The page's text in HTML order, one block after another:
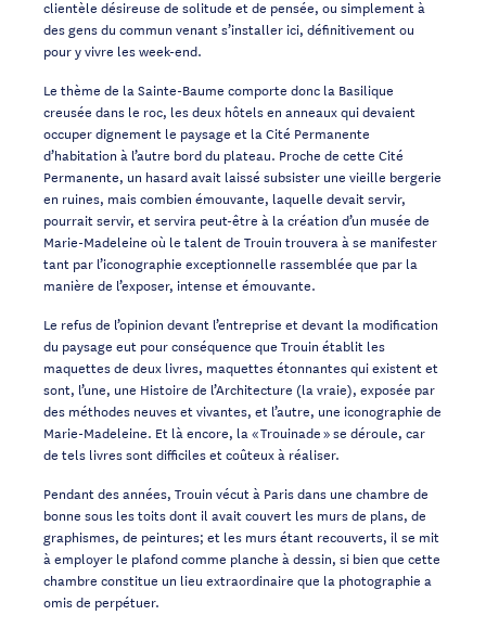
clientèle désireuse de solitude et de pensée, ou simplement à
des gens du commun venant s’installer ici, définitivement ou
pour y vivre les week-end.
Le thème de la Sainte-Baume comporte donc la Basilique
creusée dans le roc, les deux hôtels en anneaux qui devaient
occuper dignement le paysage et la Cité Permanente
d’habitation à l’autre bord du plateau. Proche de cette Cité
Permanente, un hasard avait laissé subsister une vieille bergerie
en ruines, mais combien émouvante, laquelle devait servir,
pourrait servir, et servira peut-être à la création d’un musée de
Marie-Madeleine où le talent de Trouin trouvera à se manifester
tant par l’iconographie exceptionnelle rassemblée que par la
manière de l’exposer, intense et émouvante.
Le refus de l’opinion devant l’entreprise et devant la modification
du paysage eut pour conséquence que Trouin établit les
maquettes de deux livres, maquettes étonnantes qui existent et
sont, l’une, une Histoire de l’Architecture (la vraie), exposée par
des méthodes neuves et vivantes, et l’autre, une iconographie de
Marie-Madeleine. Et là encore, la « Trouinade » se déroule, car
de tels livres sont difficiles et coûteux à réaliser.
Pendant des années, Trouin vécut à Paris dans une chambre de
bonne sous les toits dont il avait couvert les murs de plans, de
graphismes, de peintures; et les murs étant recouverts, il se mit
à employer le plafond comme planche à dessin, si bien que cette
chambre constitue un lieu extraordinaire que la photographie a
omis de perpétuer.